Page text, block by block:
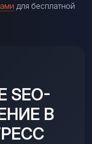
для бесплатной
В